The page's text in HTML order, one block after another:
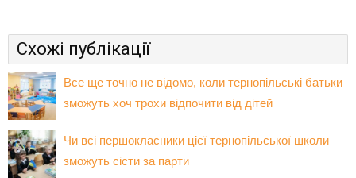
Схожі публікації
Все ще точно не відомо, коли тернопільські батьки
зможуть хоч трохи відпочити від дітей
Чи всі першокласники цієї тернопільської школи
зможуть сісти за парти